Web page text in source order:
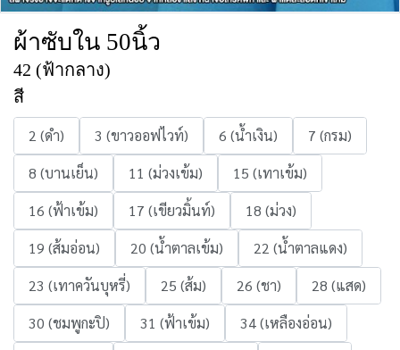
ผ้าซับใน 50นิ้ว
42 (ฟ้ากลาง)
สี
2 (ดำ) 3 (ขาวออฟไวท์) 6 (น้ำเงิน)
7 (กรม)
8 (บานเย็น)
11 (ม่วงเข้ม)
15 (เทาเข้ม)
16 (ฟ้าเข้ม)
17 (เขียวมิ้นท์)
18 (ม่วง)
19 (ส้มอ่อน)
20 (น้ำตาลเข้ม)
22 (น้ำตาลแดง)
23 (เทาควันบุหรี่)
25 (ส้ม) 26 (ชา)
28 (แสด)
30 (ชมพูกะปิ)
31 (ฟ้าเข้ม)
34 (เหลืองอ่อน)